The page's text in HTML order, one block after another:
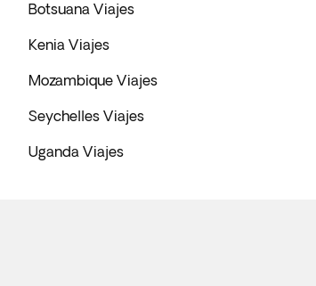
Botsuana Viajes
Kenia Viajes
Mozambique Viajes
Seychelles Viajes
Uganda Viajes